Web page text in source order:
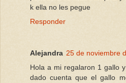
k ella no les pegue
Responder
Alejandra 25 de noviembre
Hola a mi regalaron 1 gallo
dado cuenta que el gallo